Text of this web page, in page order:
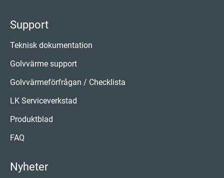
Support
Teknisk dokumentation
Golvvärme support
Golvvärmeförfrågan / Checklista
LK Serviceverkstad
Produktblad
FAQ
Nyheter